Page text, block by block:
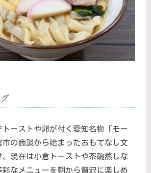
ーストや卵が付く愛知名物「モー
市の商談から始まったおもてなし文
、現在は小倉トーストや茶碗蒸しな
彩なメニューを朝から贅沢に楽しめ